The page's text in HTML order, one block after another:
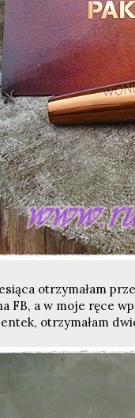
otrzymałam
FB, a w moje ręce
otrzymałam